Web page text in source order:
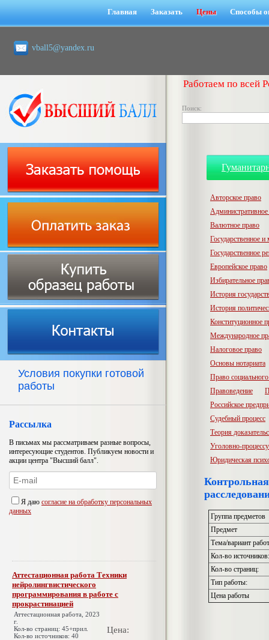
Главная Заказать Цены Способы
vball5@yandex.ru
Работаем по всей
Поиск:
Условия покупки готовой
работы
Рассылка
В письмах мы рассматриваем разные вопросы,
интересующие студентов. Публикуем новости и
акции центра "Высший балл".
Я даю согласие на обработку персональных
данных
Аттестационная работа Техники
нейролингвистического
программирования в работе с
прокрастинацией
Аттестационная работа, 2023
г.
Кол-во страниц: 45+прил.
Кол-во источников: 40
Цена:
Авторское право
Административное
Валютное право
Государственное
Государственное
Европейское право
Избирательное
История
История
Конституционное
Международное
Налоговое право
Основы нотариата
Право
Правоведение
Российское
Судебный процесс
Теория
Уголовно-
Юридическая
Группа предметов
Предмет
Тема/вариант
Кол-во источников:
Кол-во страниц:
Тип работы:
Цена работы